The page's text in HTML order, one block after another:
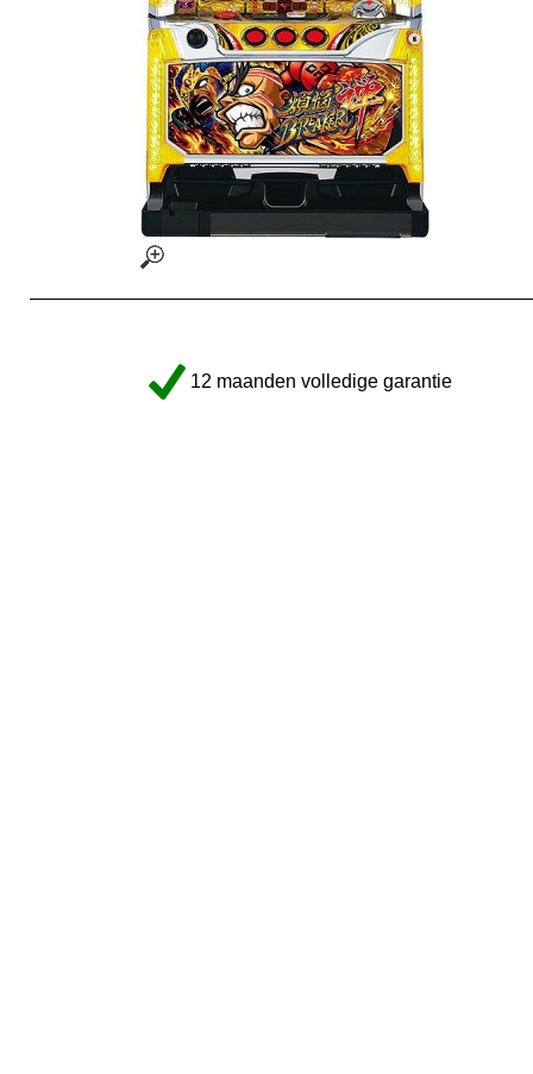
12 maanden volledige garantie